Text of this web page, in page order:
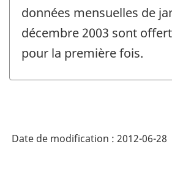
de
-
données mensuelles de
décembre 2003 sont
pour la première fois.
Date de modification : 2012-06-28